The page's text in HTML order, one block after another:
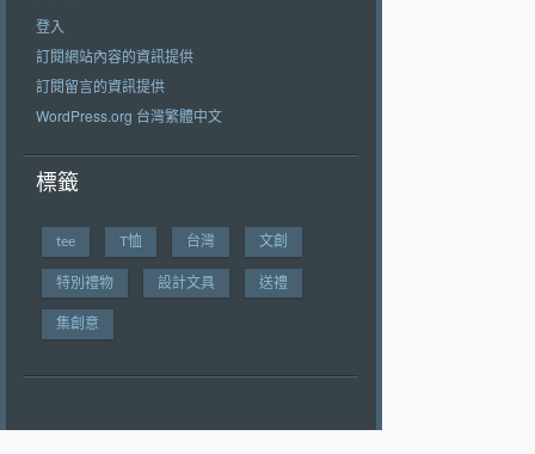
登入
訂閱網站內容的資訊提供
訂閱留言的資訊提供
WordPress.org 台灣繁體中文
標籤
tee T恤 台灣 文創
特別禮物 設計文具 送禮
集創意